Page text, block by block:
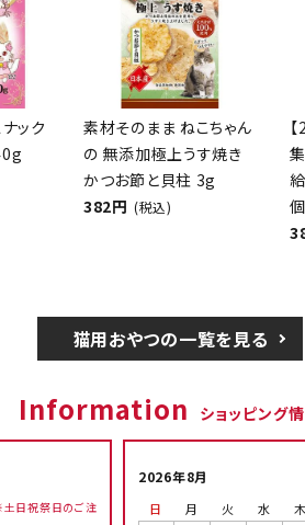
ック
素材そのまま ねこちゃん
の 無添加極上うす焼き
かつお節と貝柱 3g
382円 (税込)
猫用おやつの一覧を見る
Information ショッピング
日祝祭日のご注
2026年8月
日 月 火 水 木